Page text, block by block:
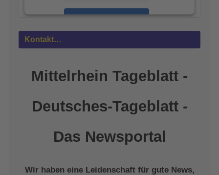
Akzeptieren
Kontakt…
Mittelrhein Tageblatt -
Deutsches-Tageblatt -
Das Newsportal
Wir haben eine Leidenschaft für gute News,